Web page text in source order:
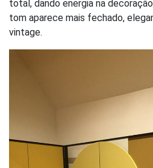
total, dando energia na
tom aparece mais fechado,
vintage.